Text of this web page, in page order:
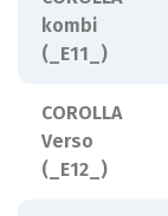
kombi
(_E11_)
COROLLA
Verso
(_E12_)